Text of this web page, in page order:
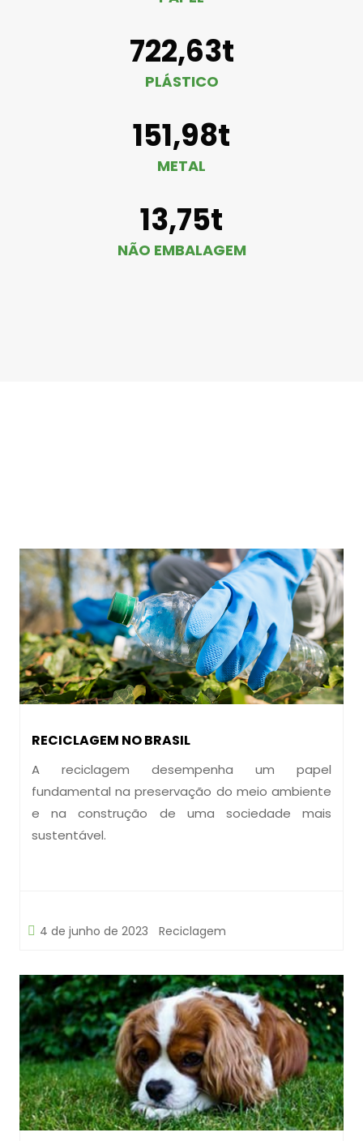
722,63t
PLÁSTICO
151,98t
METAL
13,75t
NÃO EMBALAGEM
RECICLAGEM NO BRASIL
A reciclagem desempenha um papel
fundamental na preservação do meio ambiente
e na construção de uma sociedade mais
sustentável.
4 de junho de 2023 Reciclagem